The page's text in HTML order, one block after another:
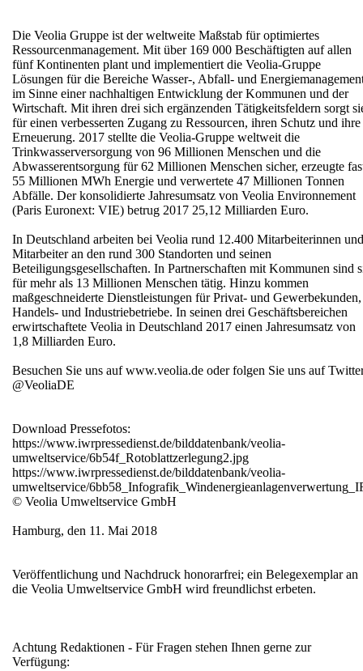
Die Veolia Gruppe ist der weltweite Maßstab für optimiertes
Ressourcenmanagement. Mit über 169 000 Beschäftigten auf allen
fünf Kontinenten plant und implementiert die Veolia-Gruppe
Lösungen für die Bereiche Wasser-, Abfall- und
im Sinne einer nachhaltigen Entwicklung der Kommunen und der
Wirtschaft. Mit ihren drei sich ergänzenden Tätigkeitsfeldern sorgt
für einen verbesserten Zugang zu Ressourcen, ihren Schutz und ihre
Erneuerung. 2017 stellte die Veolia-Gruppe weltweit die
Trinkwasserversorgung von 96 Millionen Menschen und die
Abwasserentsorgung für 62 Millionen Menschen sicher, erzeugte
55 Millionen MWh Energie und verwertete 47 Millionen Tonnen
Abfälle. Der konsolidierte Jahresumsatz von Veolia Environnement
(Paris Euronext: VIE) betrug 2017 25,12 Milliarden Euro.
In Deutschland arbeiten bei Veolia rund 12.400 Mitarbeiterinnen und
Mitarbeiter an den rund 300 Standorten und seinen
Beteiligungsgesellschaften. In Partnerschaften mit Kommunen sind
für mehr als 13 Millionen Menschen tätig. Hinzu kommen
maßgeschneiderte Dienstleistungen für Privat- und Gewerbekunden,
Handels- und Industriebetriebe. In seinen drei Geschäftsbereichen
erwirtschaftete Veolia in Deutschland 2017 einen Jahresumsatz von
1,8 Milliarden Euro.
Besuchen Sie uns auf www.veolia.de oder folgen Sie uns auf
@VeoliaDE
Download Pressefotos:
https://www.iwrpressedienst.de/bilddatenbank/veolia-
umweltservice/6b54f_Rotoblattzerlegung2.jpg
https://www.iwrpressedienst.de/bilddatenbank/veolia-
umweltservice/
© Veolia Umweltservice GmbH
Hamburg, den 11. Mai 2018
Veröffentlichung und Nachdruck honorarfrei; ein Belegexemplar an
die Veolia Umweltservice GmbH wird freundlichst erbeten.
Achtung Redaktionen - Für Fragen stehen Ihnen gerne zur
Verfügung: